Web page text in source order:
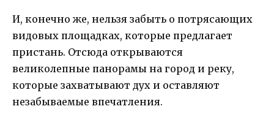
И, конечно же, нельзя забыть о потрясающих
видовых площадках, которые предлагает
пристань. Отсюда открываются
великолепные панорамы на город и реку,
которые захватывают дух и оставляют
незабываемые впечатления.